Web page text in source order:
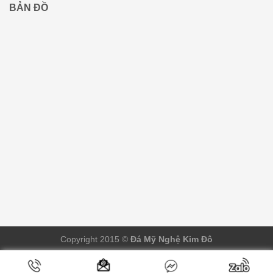
BẢN ĐỒ
Copyright 2015 © Đá Mỹ Nghệ Kim Đô